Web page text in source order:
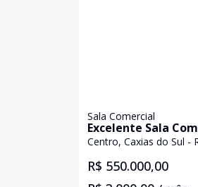
Sala Comercial
Excelente Sala
Centro, Caxias do Sul -
R$ 550.000,00